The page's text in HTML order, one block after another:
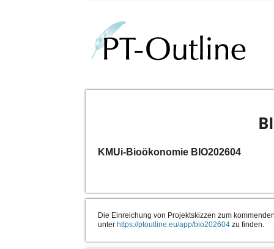
KMUi-Bioökonomie BIO202604
Die Einreichung von Projektskizzen zum
unter https://ptoutline.eu/app/bio202604 zu finden.